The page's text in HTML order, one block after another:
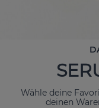
Wähle deine
deinen